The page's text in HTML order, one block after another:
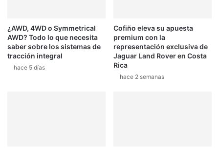
¿AWD, 4WD o Symmetrical
AWD? Todo lo que necesita
saber sobre los sistemas de
tracción integral
hace 5 días
Cofiño eleva su apuesta
premium con la
representación exclusiva de
Jaguar Land Rover en Costa
Rica
hace 2 semanas